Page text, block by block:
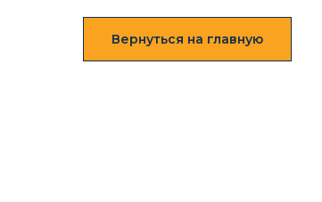
Вернуться на главную